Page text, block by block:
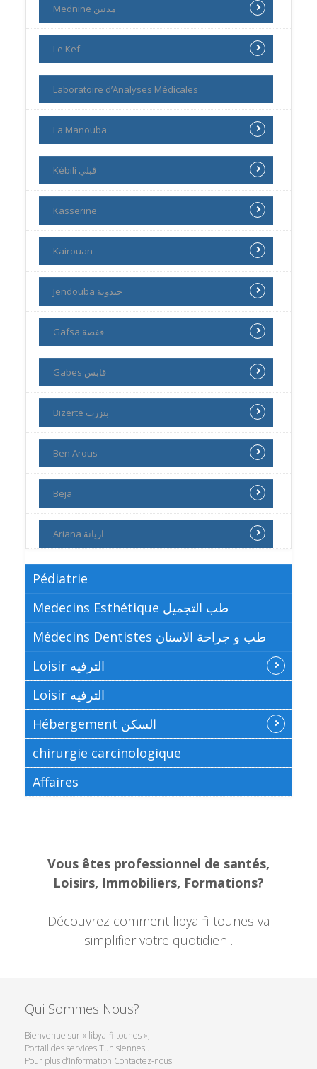
Mednine مدنين
Le Kef
Laboratoire d’Analyses Médicales
La Manouba
Kébili ڨبلي
Kasserine
Kairouan
Jendouba جندوبة
Gafsa قفصة
Gabes قابس
Bizerte بنزرت
Ben Arous
Beja
Ariana اريانة
Pédiatrie
Medecins Esthétique طب التجميل
Médecins Dentistes طب و جراحة الاسنان
Loisir الترفيه
Loisir الترفيه
Hébergement السكن
chirurgie carcinologique
Affaires
Vous êtes professionnel de santés,
Loisirs, Immobiliers, Formations?
Découvrez comment libya-fi-tounes va
simplifier votre quotidien .
Qui Sommes Nous?
Bienvenue sur « libya-fi-tounes »,
Portail des services Tunisiennes .
Pour plus d’Information Contactez-nous :